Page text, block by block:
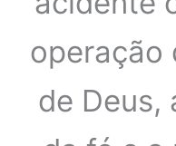
operação
de Deus,